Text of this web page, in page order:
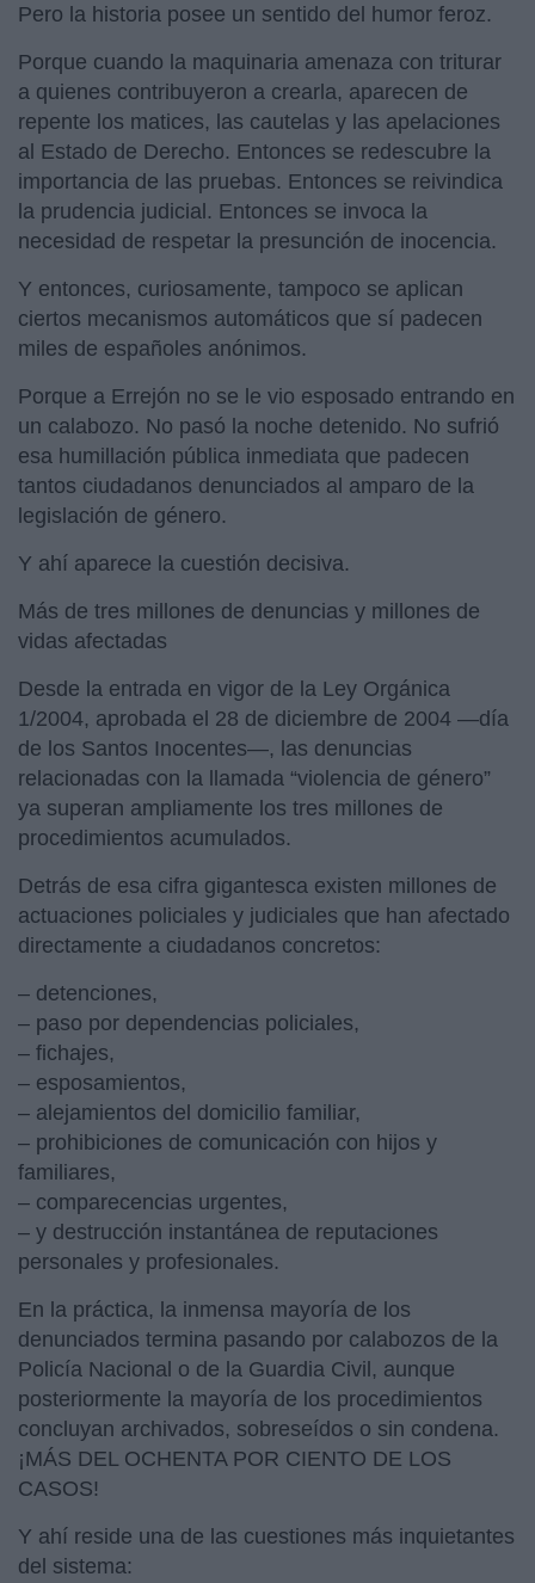
Pero la historia posee un sentido del humor feroz.
Porque cuando la maquinaria amenaza con triturar
a quienes contribuyeron a crearla, aparecen de
repente los matices, las cautelas y las apelaciones
al Estado de Derecho. Entonces se redescubre la
importancia de las pruebas. Entonces se reivindica
la prudencia judicial. Entonces se invoca la
necesidad de respetar la presunción de inocencia.
Y entonces, curiosamente, tampoco se aplican
ciertos mecanismos automáticos que sí padecen
miles de españoles anónimos.
Porque a Errejón no se le vio esposado entrando en
un calabozo. No pasó la noche detenido. No sufrió
esa humillación pública inmediata que padecen
tantos ciudadanos denunciados al amparo de la
legislación de género.
Y ahí aparece la cuestión decisiva.
Más de tres millones de denuncias y millones de
vidas afectadas
Desde la entrada en vigor de la Ley Orgánica
1/2004, aprobada el 28 de diciembre de 2004 —día
de los Santos Inocentes—, las denuncias
relacionadas con la llamada “violencia de género”
ya superan ampliamente los tres millones de
procedimientos acumulados.
Detrás de esa cifra gigantesca existen millones de
actuaciones policiales y judiciales que han afectado
directamente a ciudadanos concretos:
– detenciones,
– paso por dependencias policiales,
– fichajes,
– esposamientos,
– alejamientos del domicilio familiar,
– prohibiciones de comunicación con hijos y
familiares,
– comparecencias urgentes,
– y destrucción instantánea de reputaciones
personales y profesionales.
En la práctica, la inmensa mayoría de los
denunciados termina pasando por calabozos de la
Policía Nacional o de la Guardia Civil, aunque
posteriormente la mayoría de los procedimientos
concluyan archivados, sobreseídos o sin condena.
¡MÁS DEL OCHENTA POR CIENTO DE LOS
CASOS!
Y ahí reside una de las cuestiones más inquietantes
del sistema: